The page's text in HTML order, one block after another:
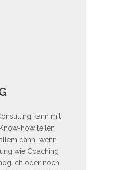
kann mit
how teilen
dann, wenn
wie Coaching
oder noch